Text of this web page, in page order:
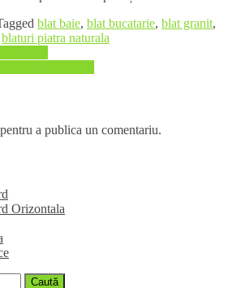
blat baie, blat bucatarie, blat granit,
blaturi piatra naturala
pentru a publica un comentariu.
Orizontala
Caută